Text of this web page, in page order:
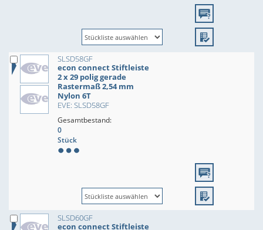
SLSD58GF
econ connect Stiftleiste
2 x 29 polig gerade
Rastermaß 2,54 mm
Nylon 6T
EVE: SLSD58GF
Gesamtbestand:
0
Stück
SLSD60GF
econ connect Stiftleiste